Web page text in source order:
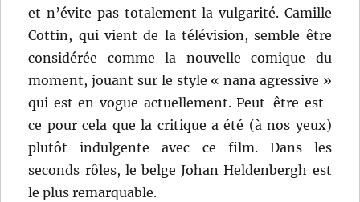
et n’évite pas totalement la vulgarité. Camille
Cottin, qui vient de la télévision, semble être
considérée comme la nouvelle comique du
moment, jouant sur le style « nana agressive »
qui est en vogue actuellement. Peut-être est-
ce pour cela que la critique a été (à nos yeux)
plutôt indulgente avec ce film. Dans les
seconds rôles, le belge Johan Heldenbergh est
le plus remarquable.